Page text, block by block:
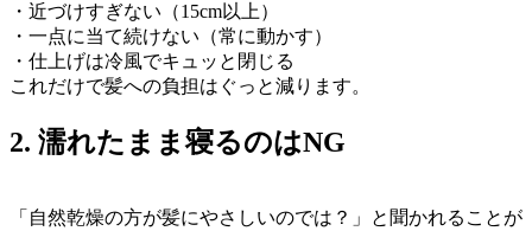
・近づけすぎない（15cm以上）
・一点に当て続けない（常に動かす）
・仕上げは冷風でキュッと閉じる
これだけで髪への負担はぐっと減ります。
2. 濡れたまま寝るのはNG
「自然乾燥の方が髪にやさしいのでは？」と聞かれることが